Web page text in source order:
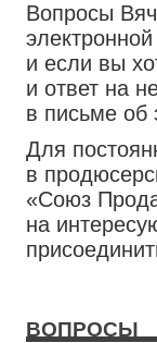
Вопросы
и если вы
и ответ на
в письме об
Для
в
«Союз
на
ВОПРОСЫ